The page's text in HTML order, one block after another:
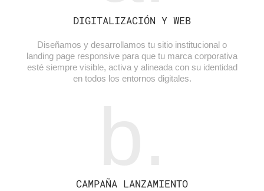
DIGITALIZACIÓN Y WEB
Diseñamos y desarrollamos tu sitio institucional o
landing page responsive para que tu marca corporativa
esté siempre visible, activa y alineada con su identidad
en todos los entornos digitales.
CAMPAÑA LANZAMIENTO